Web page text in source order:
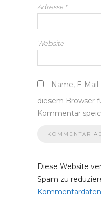
Adresse *
Website
Name, E-
diesem Browser
Kommentar
Diese Website
Spam zu